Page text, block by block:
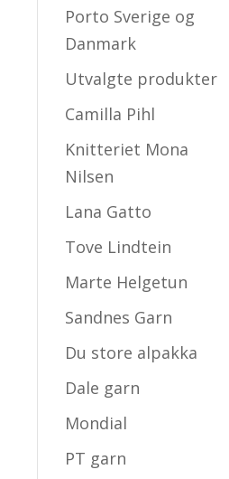
Porto Sverige og
Danmark
Utvalgte produkter
Camilla Pihl
Knitteriet Mona
Nilsen
Lana Gatto
Tove Lindtein
Marte Helgetun
Sandnes Garn
Du store alpakka
Dale garn
Mondial
PT garn